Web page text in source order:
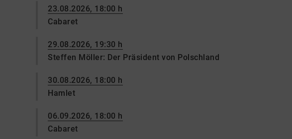
23.08.2026, 18:00 h
Cabaret
29.08.2026, 19:30 h
Steffen Möller: Der Präsident von Polschland
30.08.2026, 18:00 h
Hamlet
06.09.2026, 18:00 h
Cabaret